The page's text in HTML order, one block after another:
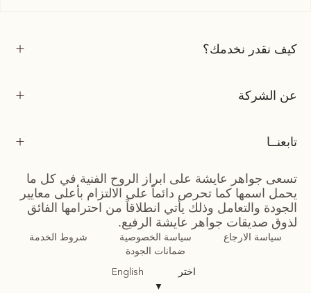
كيف نقدر نخدمك؟
عن الشركة
تابعنــا
تسعى جواهر عايشة على ابراز الروح الفنية في كل ما
يحمل اسمها كما تحرص دائماً على الالتزام بأعلى معايير
الجودة والتعامل وذلك يأتي انطلاقاً من احترامها الفائق
لذوق صديقات جواهر عايشة الرفيع.
سياسة الارجاع سياسة الخصوصية
شروط الخدمة
ضمانات الجودة
اختر
▼
English